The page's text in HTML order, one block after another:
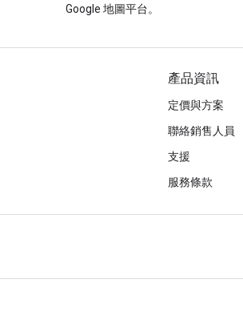
Google 地圖平台。
產品資訊
定價與方案
聯絡銷售人員
支援
服務條款